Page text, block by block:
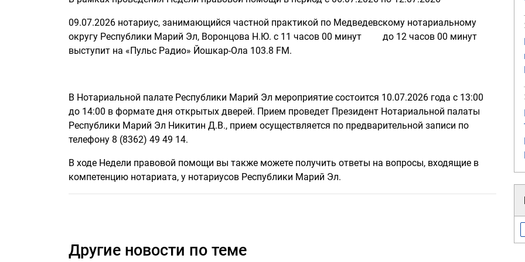
09.07.2026 нотариус, занимающийся частной практикой по Медведевскому нотариальному
округу Республики Марий Эл, Воронцова Н.Ю. с 11 часов 00 минут до 12 часов 00 минут
выступит на «Пульс Радио» Йошкар-Ола 103.8 FM.
В Нотариальной палате Республики Марий Эл мероприятие состоится 10.07.2026 года с 13:00
до 14:00 в формате дня открытых дверей. Прием проведет Президент Нотариальной палаты
Республики Марий Эл Никитин Д.В., прием осуществляется по предварительной записи по
телефону 8 (8362) 49 49 14.
В ходе Недели правовой помощи вы также можете получить ответы на вопросы, входящие в
компетенцию нотариата, у нотариусов Республики Марий Эл.
Другие новости по теме